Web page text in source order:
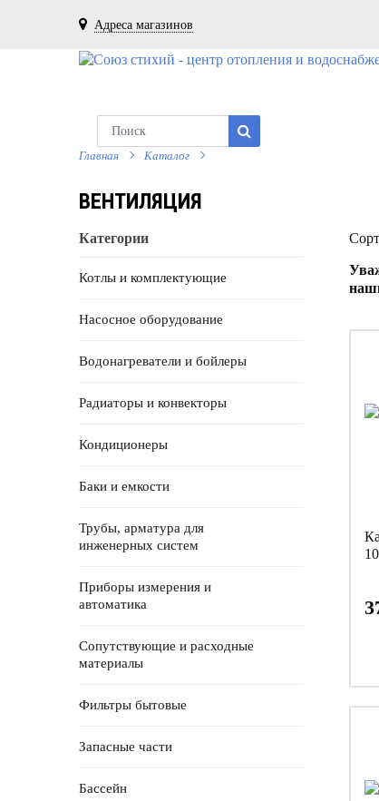
Адреса магазинов
Главная Каталог
ВЕНТИЛЯЦИЯ
Категории
Котлы и комплектующие
Насосное оборудование
Водонагреватели и бойлеры
Радиаторы и конвекторы
Кондиционеры
Баки и емкости
Трубы, арматура для
инженерных систем
Приборы измерения и
автоматика
Сопутствующие и расходные
материалы
Фильтры бытовые
Запасные части
Бассейн